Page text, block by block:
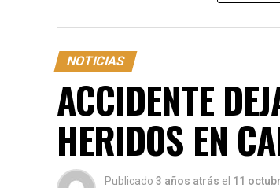
Que Dios lo reciba en su
NOTICIAS
ACCIDENTE
HERIDOS EN
Publicado 3 años atrás el 11